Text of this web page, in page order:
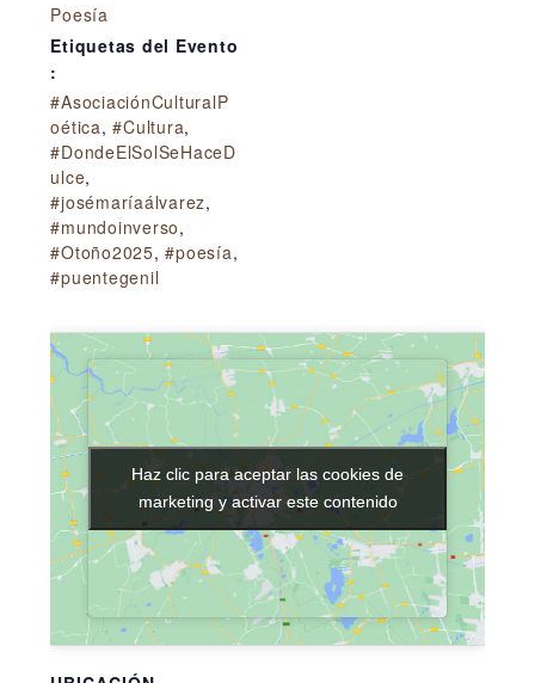
Poesía
Etiquetas del Evento
:
#AsociaciónCulturalP
oética,#Cultura,
#DondeElSolSeHaceD
ulce,
#josémaríaálvarez,
#mundoinverso,
#Otoño2025,#poesía,
#puentegenil
Haz clic para aceptar las cookies de
marketing y activar este contenido
Haz clic para aceptar las cookies de
marketing y activar este contenido